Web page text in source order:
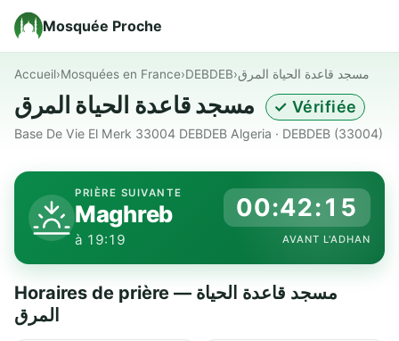
Mosquée Proche
Accueil›Mosquées en France›DEBDEB›مسجد قاعدة الحياة المرق
✓ Vérifiée
Base De Vie El Merk 33004 DEBDEB Algeria · DEBDEB (33004)
PRIÈRE SUIVANTE
Maghreb
à 19:19
00:42:15
AVANT L'ADHAN
Horaires de prière — مسجد قاعدة الحياة
المرق